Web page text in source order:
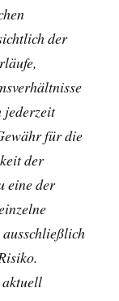
der
jederzeit
für die
der
eine der
ausschließlich